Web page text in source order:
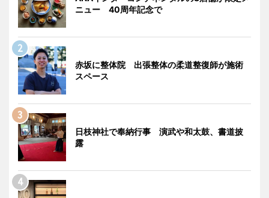
ニュー 40周年記念で
赤坂に整体院 出張整体の柔道整復師が施術
スペース
日枝神社で奉納行事 演武や和太鼓、書道披
露